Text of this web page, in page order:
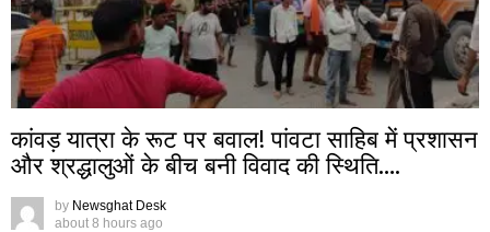
कांवड़ यात्रा के रूट पर बवाल! पांवटा साहिब में प्रशासन
और श्रद्धालुओं के बीच बनी विवाद की स्थिति….
by Newsghat Desk
about 8 hours ago